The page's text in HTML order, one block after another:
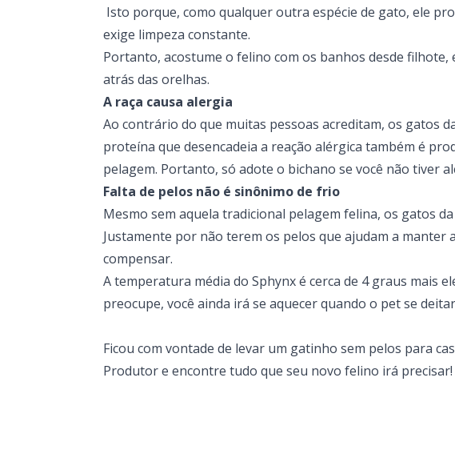
Isto porque, como qualquer outra espécie de gato, ele
exige limpeza constante.
Portanto, acostume o felino com os banhos desde
atrás das orelhas.
A raça causa alergia
Ao contrário do que muitas pessoas acreditam, os gatos
proteína que desencadeia a reação alérgica também é
pelagem. Portanto, só adote o bichano se você não tiver
Falta de pelos não é sinônimo de frio
Mesmo sem aquela tradicional pelagem felina, os gatos
Justamente por não terem os pelos que ajudam a
compensar.
A temperatura média do Sphynx é cerca de 4 graus mais
preocupe, você ainda irá se aquecer quando o pet se
Ficou com vontade de levar um gatinho sem pelos para
Produtor e encontre tudo que seu novo felino irá precisar!